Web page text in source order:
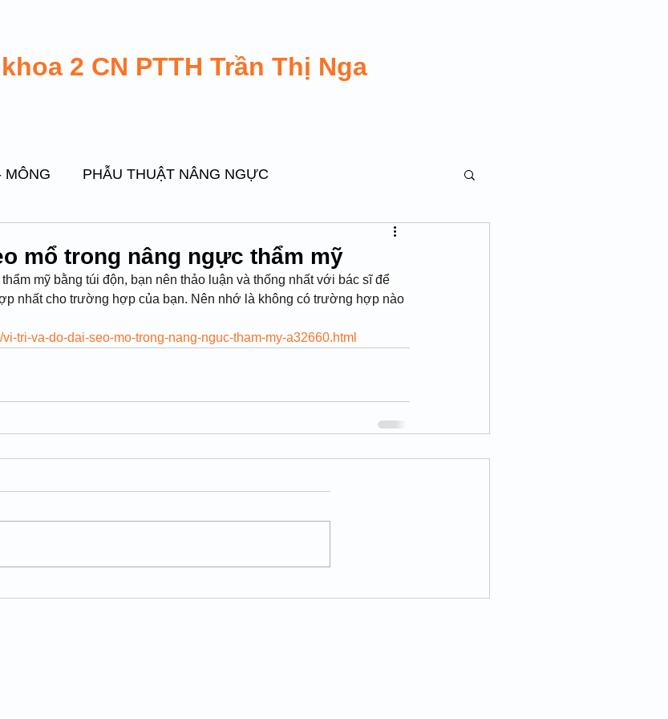
2 CN PTTH Trần Thị Nga
MÔNG PHẪU THUẬT NÂNG NGỰC
THẨM MỸ VÙNG MẶT PHẪU THUẬT TRANSGUY
mổ trong nâng ngực thẩm mỹ
mỹ bằng túi độn, bạn nên thảo luận và thống nhất với bác sĩ để
nhất cho trường hợp của bạn. Nên nhớ là không có trường hợp nào
tri-va-do-dai-seo-mo-trong-nang-nguc-tham-my-a32660.html